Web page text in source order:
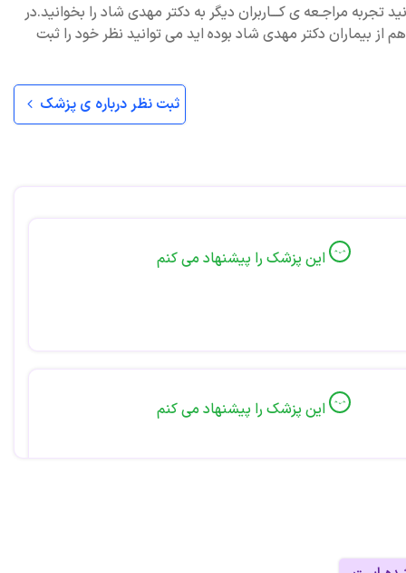
تجربه مراجـعه ی کـــاربران دیگر به دکتر مهدی شاد را بخوانید.در
از بیماران دکتر مهدی شاد بوده اید می توانید نظر خود را ثبت
ثبت نظر درباره ی پزشک
این پزشک را پیشنهاد می کنم
این پزشک را پیشنهاد می کنم